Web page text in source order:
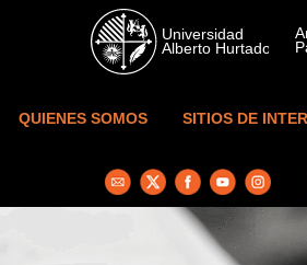
Skip to main content
QUIENES SOMOS SITIOS DE